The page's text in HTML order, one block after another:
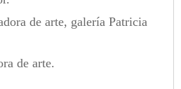
de arte, galería Patricia
de arte.